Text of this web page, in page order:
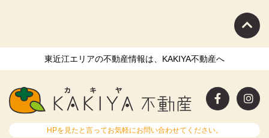
東近江エリアの不動産情報は、KAKIYA不動産へ
HPを見たと言ってお気軽にお問い合わせてください。